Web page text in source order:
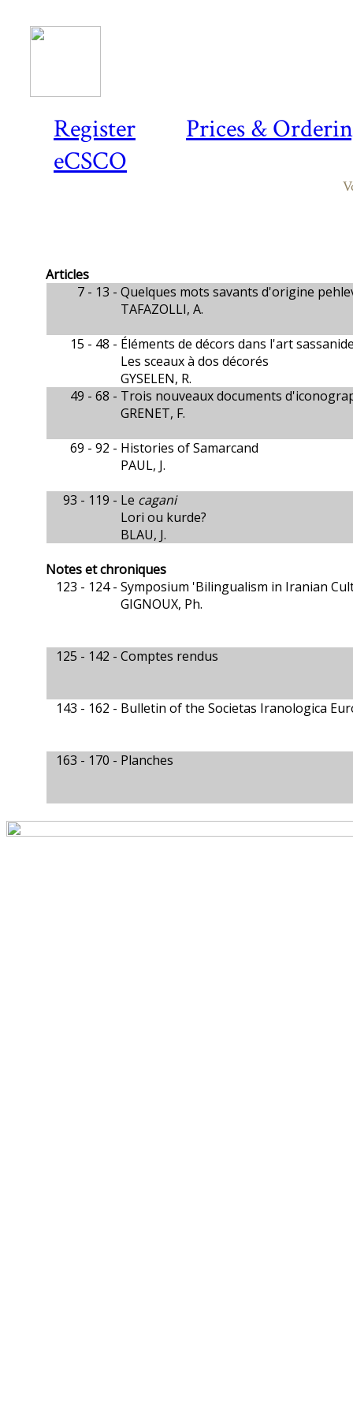
Register
Prices &
eCSCO
Articles
7 - 13 -Quelques mots savants d'origine
TAFAZOLLI, A.
15 - 48 - Éléments de décors dans l'art
Les sceaux à dos décorés
GYSELEN, R.
49 - 68 - Trois nouveaux documents
GRENET, F.
69 - 92 - Histories of Samarcand
PAUL, J.
93 - 119 - Le cagani
Lori ou kurde?
BLAU, J.
Notes et chroniques
123 - 124 -Symposium 'Bilingualism in Iranian
GIGNOUX, Ph.
125 - 142 -Comptes rendus
143 - 162 - Bulletin of the Societas Iranologica
163 - 170 - Planches